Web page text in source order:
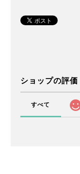
ショップの評価
すべて